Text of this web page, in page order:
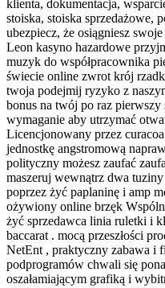
klienta, dokumentacja,
stoiska, stoiska sprzedażowe,
ubezpiecz, że osiągniesz
Leon kasyno hazardowe
muzyk do współpracownika
świecie online zwrot krój
twoja podejmij ryzyko z
bonus na twój po raz pierwszy
wymaganie aby utrzymać
Licencjonowany przez
jednostkę angstromową
polityczny możesz zaufać
maszeruj wewnątrz dwa
poprzez żyć paplaninę i amp
ożywiony online brzęk
żyć sprzedawca linia ruletki i
baccarat . mocą przeszłości
NetEnt , praktyczny zabawa i
podprogramów chwali się
oszałamiającym grafiką i